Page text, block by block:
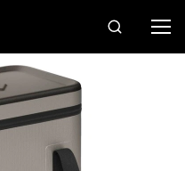
zum Suchen